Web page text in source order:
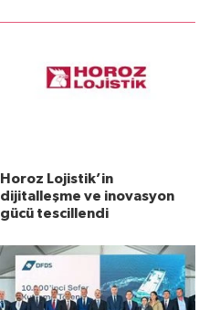
Horoz Lojistik’in
dijitalleşme ve inovasyon
gücü tescillendi